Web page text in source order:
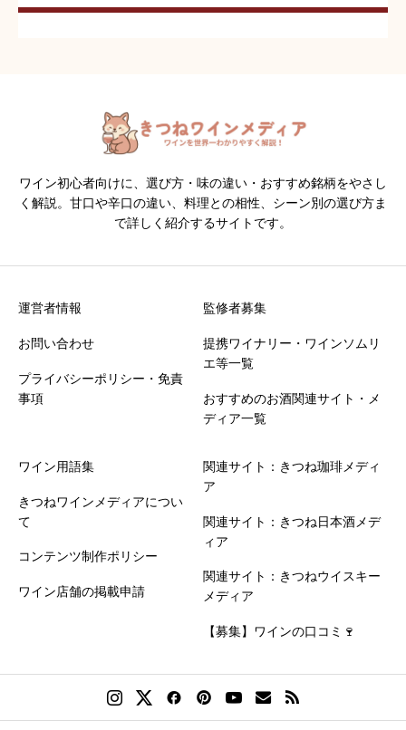
ワイン初心者向けに、選び方・味の違い・おすすめ銘柄をやさし
く解説。甘口や辛口の違い、料理との相性、シーン別の選び方ま
で詳しく紹介するサイトです。
運営者情報
お問い合わせ
プライバシーポリシー・免責
事項
監修者募集
提携ワイナリー・ワインソムリ
エ等一覧
おすすめのお酒関連サイト・メ
ディア一覧
ワイン用語集
きつねワインメディアについ
て
コンテンツ制作ポリシー
ワイン店舗の掲載申請
関連サイト：きつね珈琲メディ
ア
関連サイト：きつね日本酒メデ
ィア
関連サイト：きつねウイスキー
メディア
【募集】ワインの口コミ🍷